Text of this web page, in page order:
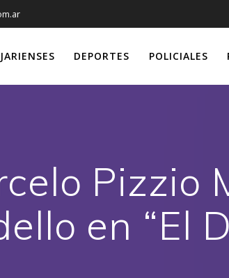
DEPORTES POLICIALES
Pizzio
en “El